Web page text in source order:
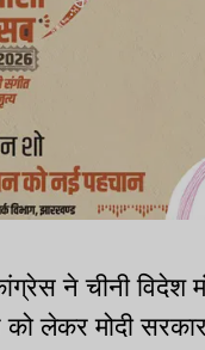
ने चीनी विदेश
लेकर मोदी